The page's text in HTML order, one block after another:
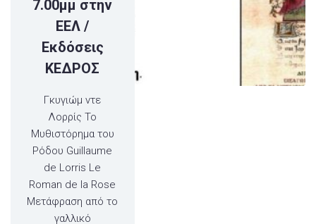
7.00μμ στην
ΕΕΛ /
Εκδόσεις
ΚΕΔΡΟΣ
Γκυγιώμ ντε
Λορρίς Το
Μυθιστόρημα του
Ρόδου Guillaume
de Lorris Le
Roman de la Rose
Μετάφραση από το
γαλλικό